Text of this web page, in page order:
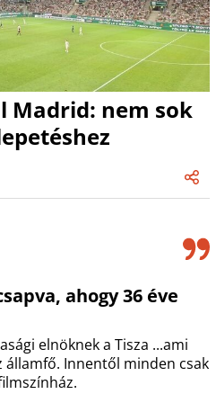
Madrid: nem sok
ahogy 36 éve
elnöknek a Tisza ...ami
államfő. Innentől minden csak